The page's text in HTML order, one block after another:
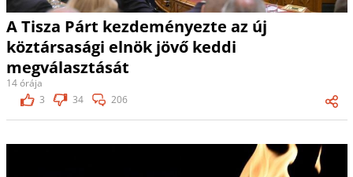
A Tisza Párt kezdeményezte az új
köztársasági elnök jövő keddi
megválasztását
14 órája
3
34 206